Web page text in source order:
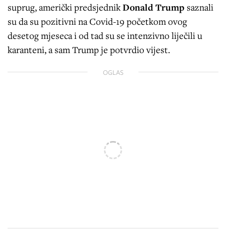
suprug, američki predsjednikDonald Trump saznali
su da su pozitivni na Covid-19 početkom ovog
desetog mjeseca i od tad su se intenzivno liječili u
karanteni, a sam Trump je potvrdio vijest.
OGLAS